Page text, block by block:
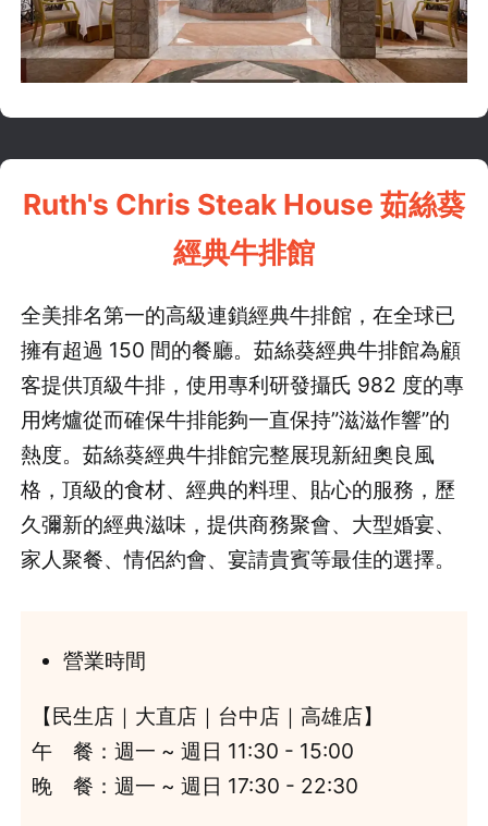
Ruth's Chris Steak House 茹絲葵
經典牛排館
全美排名第一的高級連鎖經典牛排館，在全球已
擁有超過 150 間的餐廳。茹絲葵經典牛排館為顧
客提供頂級牛排，使用專利研發攝氏 982 度的專
用烤爐從而確保牛排能夠一直保持”滋滋作響”的
熱度。茹絲葵經典牛排館完整展現新紐奧良風
格，頂級的食材、經典的料理、貼心的服務，歷
久彌新的經典滋味，提供商務聚會、大型婚宴、
家人聚餐、情侶約會、宴請貴賓等最佳的選擇。
營業時間
【民生店｜大直店｜台中店｜高雄店】
午 餐：週一 ~ 週日 11:30 - 15:00
晚 餐：週一 ~ 週日 17:30 - 22:30